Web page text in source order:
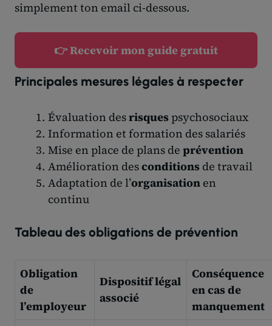
simplement ton email ci-dessous.
👉 Recevoir mon guide gratuit
Principales mesures légales à respecter
Évaluation desrisquespsychosociaux
Information et formation des salariés
Mise en place de plans de prévention
Amélioration desconditionsde travail
Adaptation de l’organisationen
continu
Tableau des obligations de prévention
Obligation
de
l’employeur
Dispositif légal
associé
Conséquence
en cas de
manquement